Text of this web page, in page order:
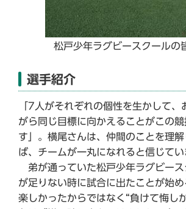
松戸少年ラグビースクールの
選手紹介
「7人がそれぞれの個性を生かして、
がら同じ目標に向かえることがこの
す」。横尾さんは、仲間のことを理
ば、チームが一丸になれると信じてい
弟が通っていた松戸少年ラグビース
が足りない時に試合に出たことが始め
楽しかったからではなく“負けて悔し